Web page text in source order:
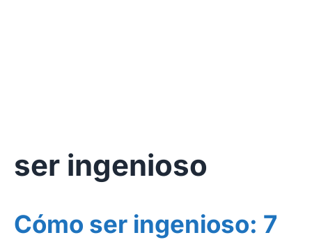
ser ingenioso
Cómo ser ingenioso: 7